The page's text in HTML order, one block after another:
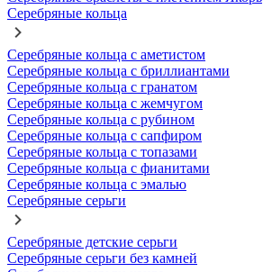
Серебряные кольца
Серебряные кольца с аметистом
Серебряные кольца с бриллиантами
Серебряные кольца с гранатом
Серебряные кольца с жемчугом
Серебряные кольца с рубином
Серебряные кольца с сапфиром
Серебряные кольца с топазами
Серебряные кольца с фианитами
Серебряные кольца с эмалью
Серебряные серьги
Серебряные детские серьги
Серебряные серьги без камней